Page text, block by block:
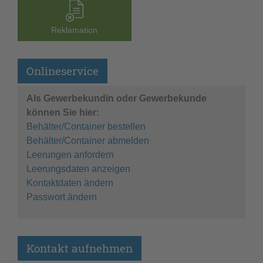
Reklamation
Onlineservice
Als Gewerbekundin oder Gewerbekunde
können Sie hier:
Behälter/Container bestellen
Behälter/Container abmelden
Leerungen anfordern
Leerungsdaten anzeigen
Kontaktdaten ändern
Passwort ändern
Kontakt aufnehmen